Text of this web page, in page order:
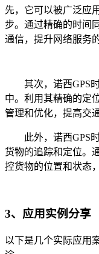
先，它可以被广泛应
步。通过精确的时间
通信，提升网络服务
其次，诺西GPS时
中。利用其精确的定
管理和优化，提高交
此外，诺西GPS时
货物的追踪和定位。
控货物的位置和状态
3、应用实例分享
以下是几个实际应用